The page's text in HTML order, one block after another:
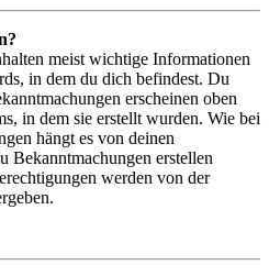
meist wichtige Informationen
in dem du dich befindest. Du
erscheinen oben
in dem sie erstellt wurden. Wie bei
hängt es von deinen
Bekanntmachungen erstellen
werden von der